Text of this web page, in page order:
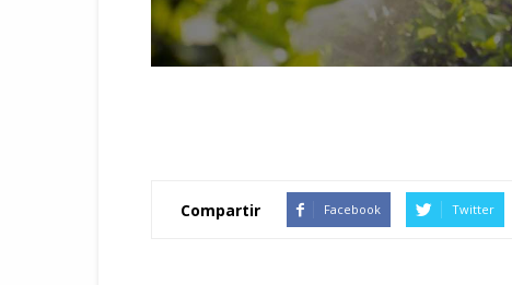
Compartir Facebook Twitter